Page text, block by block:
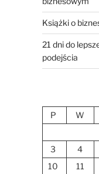
Książki o
21 dni do
podejścia
P W
3
4
10
11